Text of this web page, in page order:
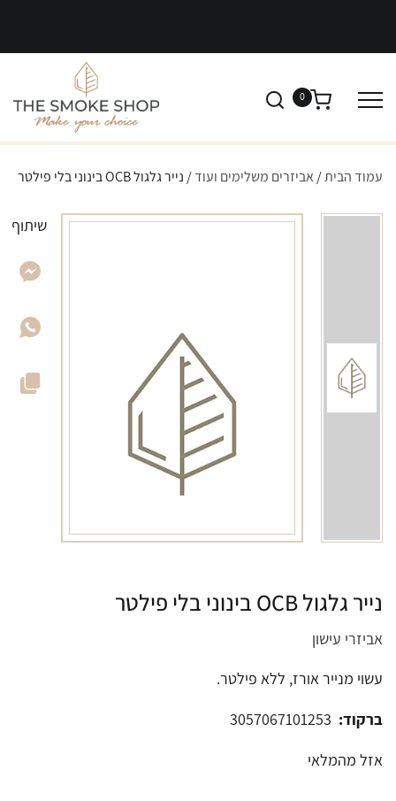
0
עמוד הבית/ אביזרים משלימים ועוד/ נייר גלגול OCB בינוני בלי פילטר
נייר גלגול OCB בינוני בלי פילטר
אביזרי עישון
עשוי מנייר אורז, ללא פילטר.
ברקוד:
אזל מהמלאי
שיתוף